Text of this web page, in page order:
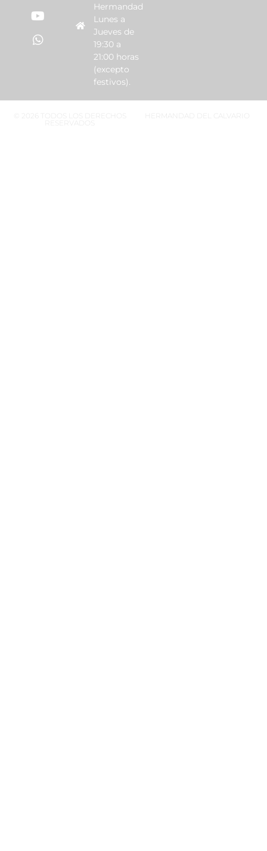
Hermandad
Lunes a
Jueves de
19:30 a
21:00 horas
(excepto
festivos).
HERMANDAD DEL CALVARIO